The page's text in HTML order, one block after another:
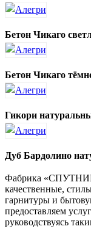
Бетон Чикаго
Бетон Чикаго
Гикори
Дуб Бардолино
Фабрика «СПУТНИК
качественные,
гарнитуры и
предоставляем
руководствуясь